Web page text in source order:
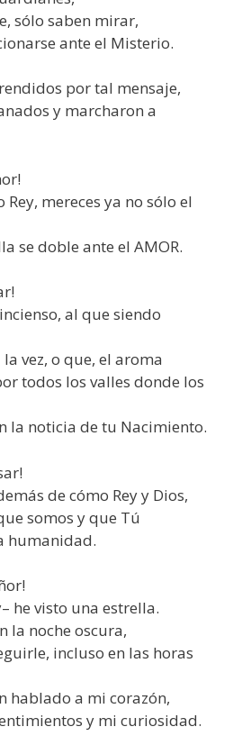
sólo saben mirar,
ante el Misterio.
por tal mensaje,
y marcharon a
mereces ya no sólo el
se doble ante el AMOR.
al que siendo
vez, o que, el aroma
todos los valles donde los
la noticia de tu Nacimiento.
de cómo Rey y Dios,
somos y que Tú
humanidad.
he visto una estrella.
la noche oscura,
incluso en las horas
hablado a mi corazón,
y mi curiosidad.